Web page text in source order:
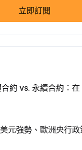
立即訂閱
約 vs. 永續合約：
元強勢、歐洲央行